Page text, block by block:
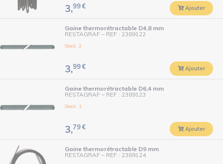
3,99€ Ajouter
Gaine thermorétractable D4,8 mm
RESTAGRAF – REF : 2389122
Stock : 2
3,99€ Ajouter
Gaine thermorétractable D6,4 mm
RESTAGRAF – REF : 2389123
Stock : 1
3,79€ Ajouter
Gaine thermorétractable D9 mm
RESTAGRAF – REF : 2389124